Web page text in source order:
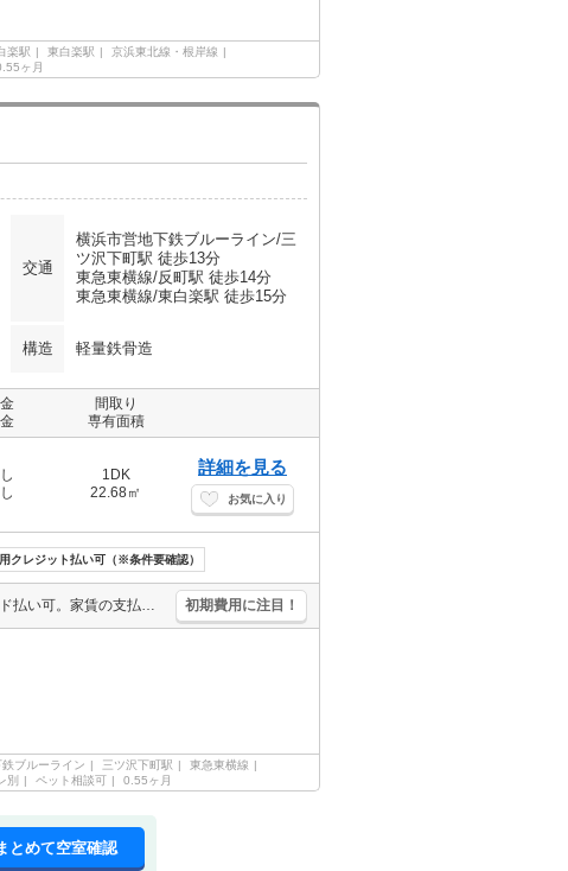
楽駅 東白楽駅
京浜東北線・根岸線
ヶ月
交通
横浜市営地下鉄ブルーライン/三
ツ沢下町駅 徒歩13分
東急東横線/反町駅 徒歩14分
東急東横線/東白楽駅 徒歩15分
構造 軽量鉄骨造
間取り
専有面積
1DK
22.68㎡
詳細を見る
お気に入り
クレジット払い可（※条件要確認）
最上階。敷金・礼金なし。バス・トイレ別。初期費用・家賃カード払い可。家賃の支払でポイントたまります（条件あり）。オンライン内見相談可。ペット応相談。ペット飼育の場合、敷金1ヶ月。 初期費用に注目！
ブルーライン 三ツ沢下町駅
東急東横線
別 ペット相談可 0.55ヶ月
とめて空室確認